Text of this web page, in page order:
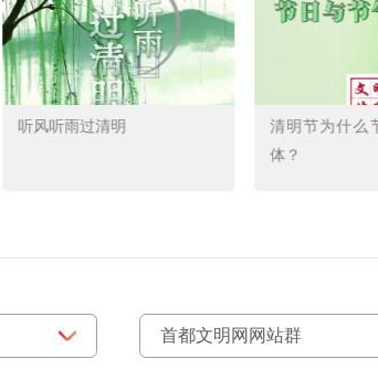
清明节为什么节日与节气合